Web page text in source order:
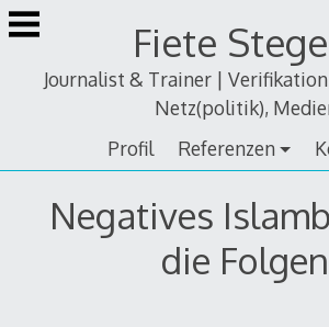
Zum
Inhalt
Fiete
Journalist & Trainer |
Netz(politik),
Profil
Referenzen
Negatives
die Folgen